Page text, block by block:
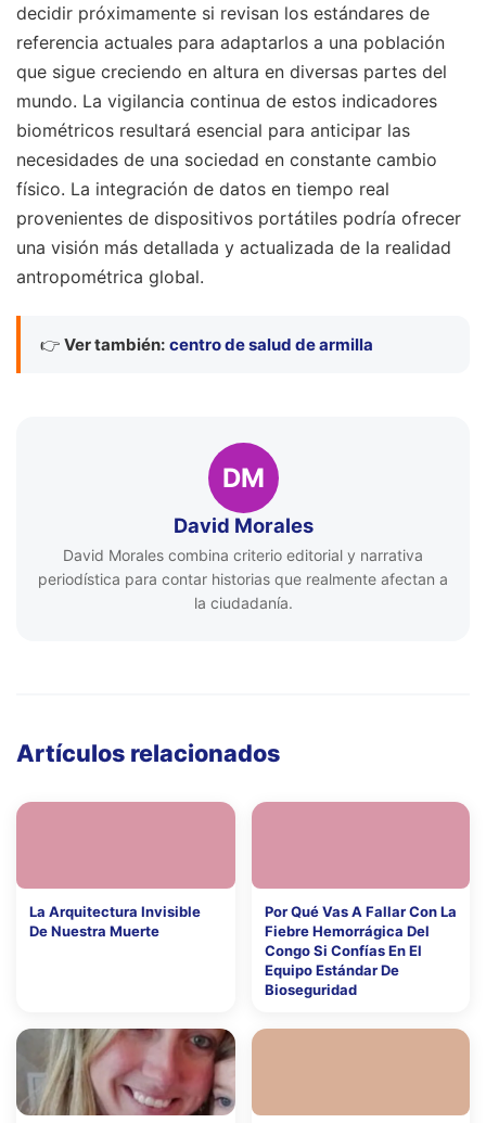
decidir próximamente si revisan los estándares de
referencia actuales para adaptarlos a una población
que sigue creciendo en altura en diversas partes del
mundo. La vigilancia continua de estos indicadores
biométricos resultará esencial para anticipar las
necesidades de una sociedad en constante cambio
físico. La integración de datos en tiempo real
provenientes de dispositivos portátiles podría ofrecer
una visión más detallada y actualizada de la realidad
antropométrica global.
👉 Ver también: centro de salud de armilla
DM
David Morales
David Morales combina criterio editorial y narrativa
periodística para contar historias que realmente afectan a
la ciudadanía.
Artículos relacionados
La Arquitectura Invisible
De Nuestra Muerte
Por Qué Vas A Fallar Con La
Fiebre Hemorrágica Del
Congo Si Confías En El
Equipo Estándar De
Bioseguridad